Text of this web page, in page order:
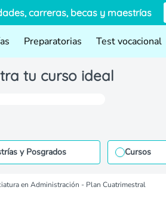
carreras, becas y maestrías
Preparatorias Test vocacional
tu curso ideal
y Posgrados Cursos
en Administración - Plan Cuatrimestral